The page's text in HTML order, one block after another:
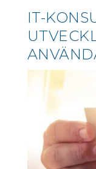
IT-